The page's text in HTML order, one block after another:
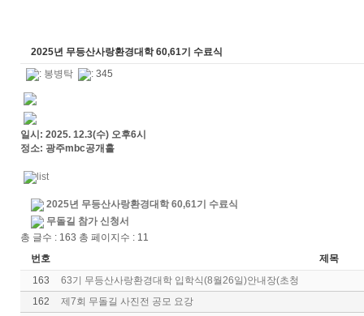
2025년 무등산사랑환경대학 60,61기 수료식
: 봉병탁 : 345
일시: 2025. 12.3(수) 오후6시
정소: 광주mbc공개홀
2025년 무등산사랑환경대학 60,61기 수료식
무돌길 참가 신청서
총 글수 : 163 총 페이지수 : 11
번호
제목
163
63기 무등산사랑환경대학 입학식(8월26일)안내장(초청
162
제7회 무돌길 사진전 공모 요강